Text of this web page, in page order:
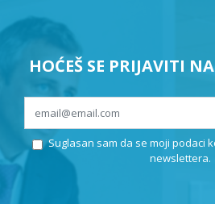
HOĆEŠ SE PRIJAVITI
Suglasan sam da se moji podaci
newslettera.